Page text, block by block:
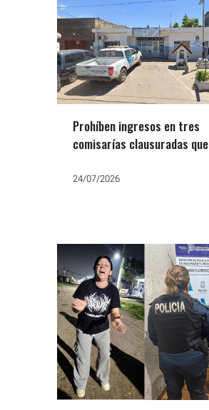
Prohíben ingresos en tres
comisarías clausuradas que
inhumanas
24/07/2026